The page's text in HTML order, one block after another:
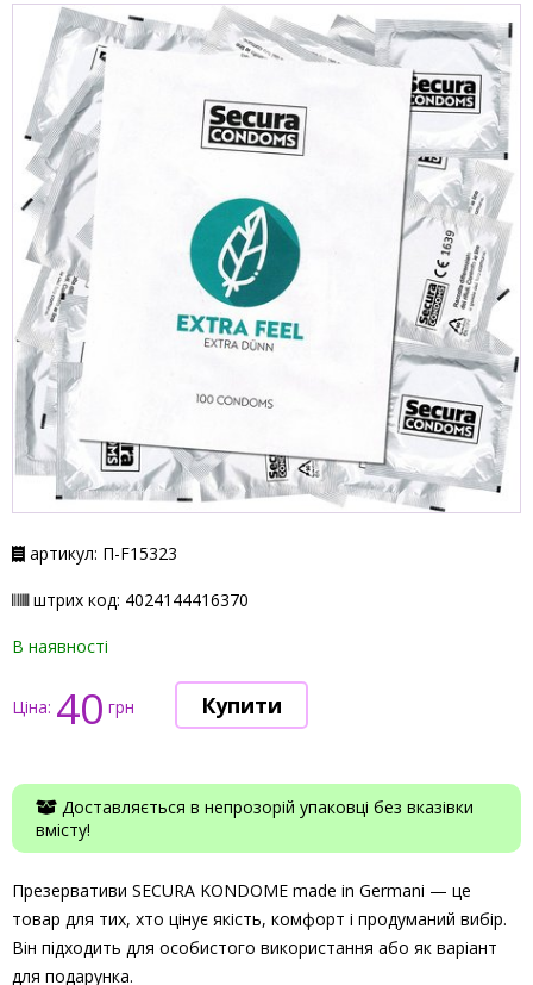
артикул: П-F15323
штрих код: 4024144416370
В наявності
Ціна: 40 грн
Доставляється в непрозорій упаковці без вказівки
вмісту!
Презервативи SECURA KONDOME made in Germani — це
товар для тих, хто цінує якість, комфорт і продуманий вибір.
Він підходить для особистого використання або як варіант
для подарунка.